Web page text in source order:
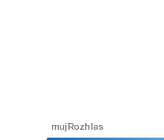
mujRozhlas